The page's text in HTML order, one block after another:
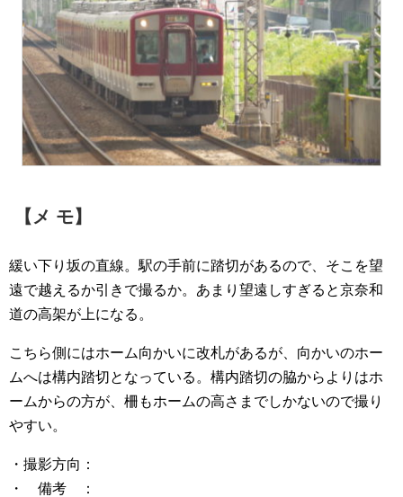
【メ モ】
緩い下り坂の直線。駅の手前に踏切があるので、そこを望
遠で越えるか引きで撮るか。あまり望遠しすぎると京奈和
道の高架が上になる。
こちら側にはホーム向かいに改札があるが、向かいのホー
ムへは構内踏切となっている。構内踏切の脇からよりはホ
ームからの方が、柵もホームの高さまでしかないので撮り
やすい。
・撮影方向：
・ 備考 ：